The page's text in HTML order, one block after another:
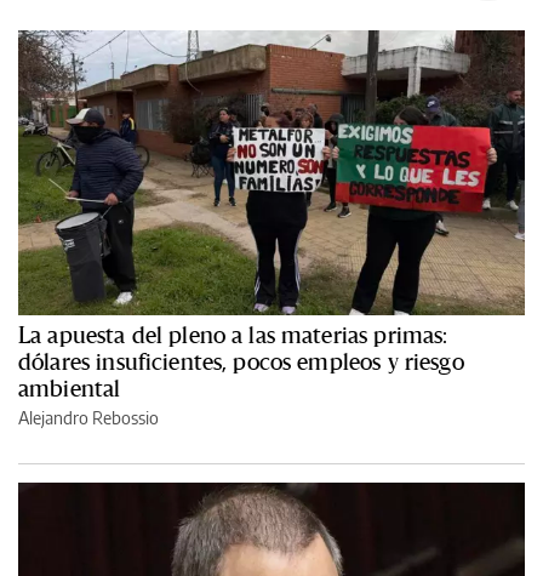
La apuesta del pleno a las materias primas:
dólares insuficientes, pocos empleos y riesgo
ambiental
Alejandro Rebossio